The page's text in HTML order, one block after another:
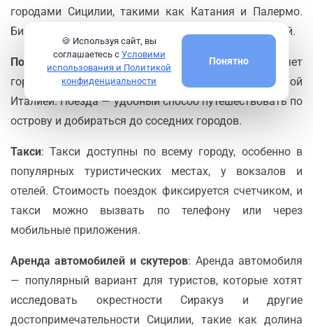
городами Сицилии, такими как Катания и Палермо.
Билеты можно приобрести в киосках или у водителей.
Поезда
: Железнодорожная станция Сиракуз соединяет
город с другими частями Сицилии и материковой
Италией. Поезда — удобный способ путешествовать по
острову и добираться до соседних городов.
Такси: Такси доступны по всему городу, особенно в
популярных туристических местах, у вокзалов и
отелей. Стоимость поездок фиксируется счетчиком, и
такси можно вызвать по телефону или через
мобильные приложения.
Аренда автомобилей и скутеров: Аренда автомобиля
— популярный вариант для туристов, которые хотят
исследовать окрестности Сиракуз и другие
достопримечательности Сицилии, такие как долина
🍪 Используя сайт, вы
соглашаетесь с Условими
использования и Политикой
конфиденциальности
Понятно